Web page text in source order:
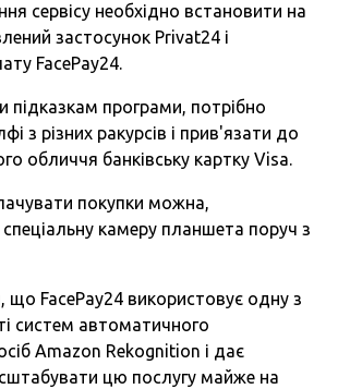
сервісу необхідно встановити на
застосунок Privat24 і
FacePay24.
підказкам програми, потрібно
з різних ракурсів і прив'язати до
обличчя банківську картку Visa.
покупки можна,
камеру планшета поруч з
що FacePay24 використовує одну з
систем автоматичного
Amazon Rekognition і дає
цю послугу майже на